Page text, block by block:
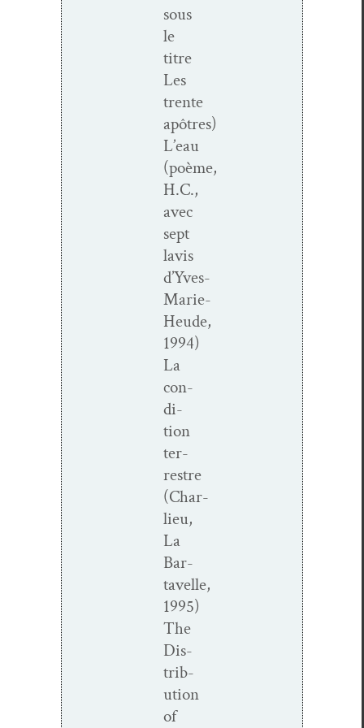
sous
le
titre
Les
trente
apôtres)
L’eau
(poème,
H.C.,
avec
sept
lavis
d’Yves-
Marie-
Heude,
1994)
La
con­
di­
tion
ter­
restre
(Char­
lieu,
La
Bar­
tavelle,
1995)
The
Dis­
tri­b­
u­tion
of